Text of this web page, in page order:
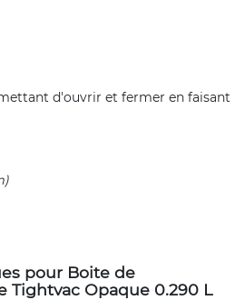
d'ouvrir et fermer en faisant
pour Boite de
Tightvac Opaque 0.290 L